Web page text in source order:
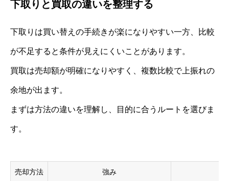
下取りと買取の違いを整理する
下取りは買い替えの手続きが楽になりやすい一方、比較
が不足すると条件が見えにくいことがあります。
買取は売却額が明確になりやすく、複数比較で上振れの
余地が出ます。
まずは方法の違いを理解し、目的に合うルートを選びま
す。
売却方法 強み